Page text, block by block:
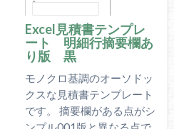
Excel見積書テンプレ
ート 明細行摘要欄あ
り版 黒
モノクロ基調のオーソドッ
クスな見積書テンプレート
です。 摘要欄がある点がシ